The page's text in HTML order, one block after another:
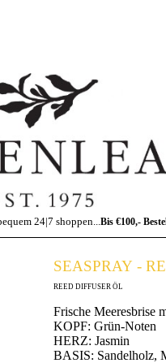
24|7 shoppen...Bis €100,-
SEASPRAY -
REED DIFFUSER ÖL
Frische Meeresbrise
KOPF: Grün-Noten
HERZ: Jasmin
BASIS: Sandelholz,